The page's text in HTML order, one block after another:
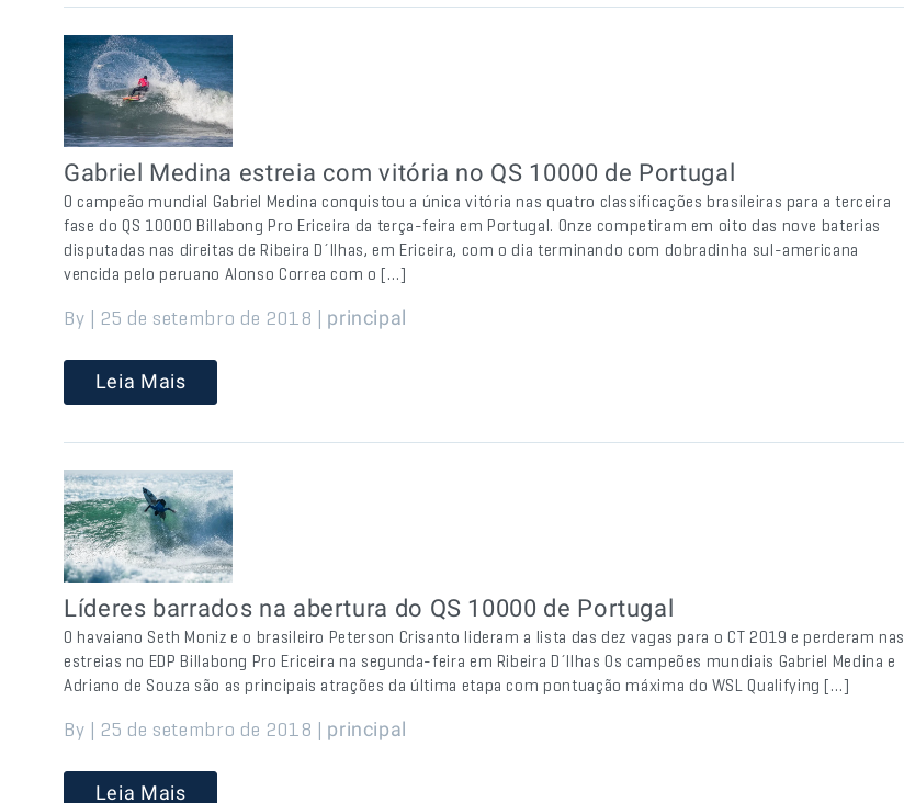
Gabriel Medina estreia com vitória no QS 10000 de Portugal
O campeão mundial Gabriel Medina conquistou a única vitória nas quatro classificações brasileiras para a terceira
fase do QS 10000 Billabong Pro Ericeira da terça-feira em Portugal. Onze competiram em oito das nove baterias
disputadas nas direitas de Ribeira D´Ilhas, em Ericeira, com o dia terminando com dobradinha sul-americana
vencida pelo peruano Alonso Correa com o […]
By | 25 de setembro de 2018 | principal
Leia Mais
Líderes barrados na abertura do QS 10000 de Portugal
O havaiano Seth Moniz e o brasileiro Peterson Crisanto lideram a lista das dez vagas para o CT 2019 e perderam nas
estreias no EDP Billabong Pro Ericeira na segunda-feira em Ribeira D´Ilhas Os campeões mundiais Gabriel Medina e
Adriano de Souza são as principais atrações da última etapa com pontuação máxima do WSL Qualifying […]
By | 25 de setembro de 2018 | principal
Leia Mais